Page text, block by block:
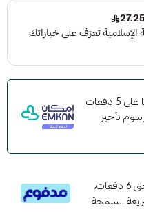
وقسّمها على 5 دفعات
تأخير
قسم دفعاتك بطريقة ميسرة إلى 4 وحتى 6 دفعات،
السمحة